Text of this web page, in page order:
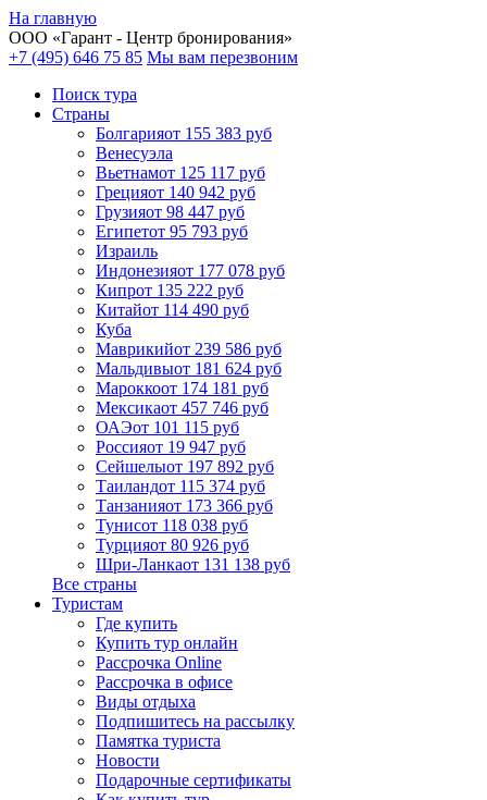
На главную
ООО «Гарант - Центр бронирования»
+7 (495) 646 75 85 Мы вам перезвоним
Поиск тура
Cтраны
Болгарияот 155 383 руб
Венесуэла
Вьетнамот 125 117 руб
Грецияот 140 942 руб
Грузияот 98 447 руб
Египетот 95 793 руб
Израиль
Индонезияот 177 078 руб
Кипрот 135 222 руб
Китайот 114 490 руб
Куба
Маврикийот 239 586 руб
Мальдивыот 181 624 руб
Мароккоот 174 181 руб
Мексикаот 457 746 руб
ОАЭот 101 115 руб
Россияот 19 947 руб
Сейшелыот 197 892 руб
Таиландот 115 374 руб
Танзанияот 173 366 руб
Тунисот 118 038 руб
Турцияот 80 926 руб
Шри-Ланкаот 131 138 руб
Все страны
Туристам
Где купить
Купить тур онлайн
Рассрочка Online
Рассрочка в офисе
Виды отдыха
Подпишитесь на рассылку
Памятка туриста
Новости
Подарочные сертификаты